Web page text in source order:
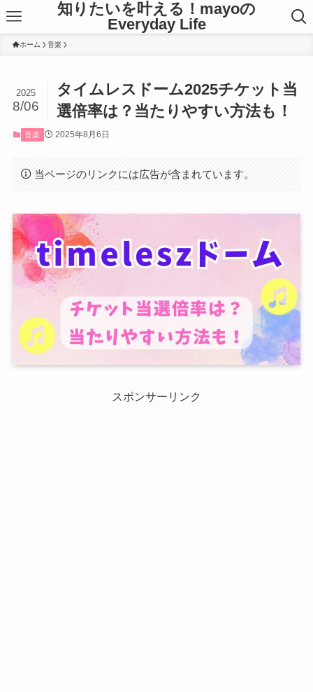
知りたいを叶える！mayoの
Everyday Life
ホーム 音楽
タイムレスドーム2025チケット当
選倍率は？当たりやすい方法も！
2025
8/06
音楽 2025年8月6日
当ページのリンクには広告が含まれています。
スポンサーリンク